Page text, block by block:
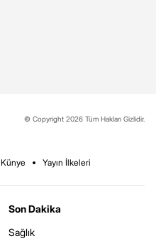
© Copyright 2026 Tüm Hakları Gizlidir.
Künye Yayın İlkeleri
Son Dakika
Sağlık